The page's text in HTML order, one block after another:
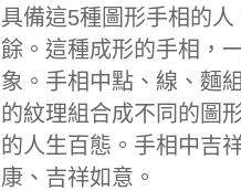
具備這5種圖形手相的
餘。這種成形的手相，
象。手相中點、線、麵
的紋理組合成不同的圖
的人生百態。手相中吉
康、吉祥如意。